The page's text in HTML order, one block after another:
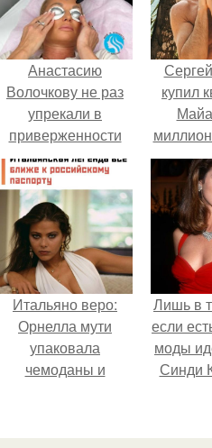
Анастасию
Волочкову не раз
упрекали в
приверженности
устаревшим бьюти -
процедурам.
купил
Итальяно веро:
Орнелла мути
упаковала
чемоданы и
красным
Лишь в
если
моды
Синди